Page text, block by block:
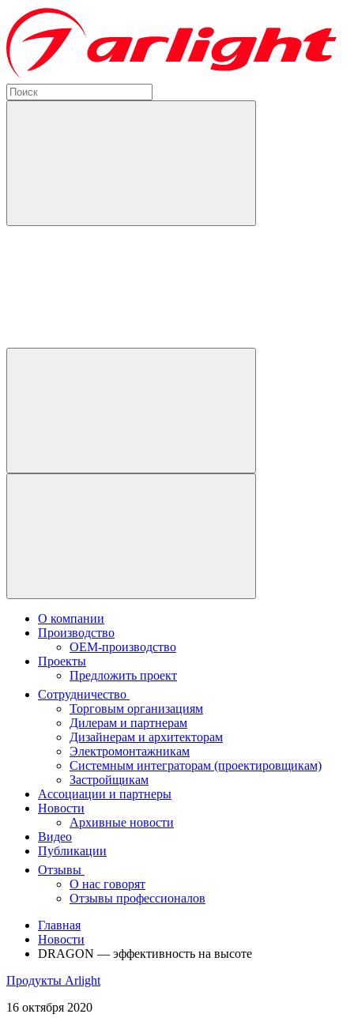
О компании
Производство
OEM-производство
Проекты
Предложить проект
Сотрудничество
Торговым организациям
Дилерам и партнерам
Дизайнерам и архитекторам
Электромонтажникам
Системным интеграторам (проектировщикам)
Застройщикам
Ассоциации и партнеры
Новости
Архивные новости
Видео
Публикации
Отзывы
О нас говорят
Отзывы профессионалов
Главная
Новости
DRAGON — эффективность на высоте
Продукты Arlight
16 октября 2020